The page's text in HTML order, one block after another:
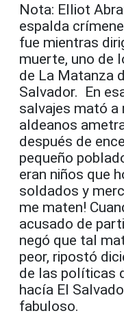
Nota: Elliot
espalda
fue mientras
muerte, uno de
de La Matanza
Salvador. En
salvajes mató a
aldeanos
después de
pequeño
eran niños que
soldados y
me maten!
acusado de
negó que tal
peor, ripostó
de las políticas
hacía El
fabuloso.